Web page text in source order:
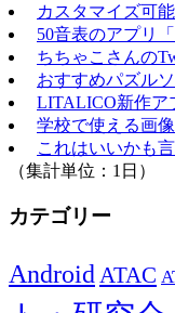
カスタマイズ可
50音表のアプリ
ちちゃこさんの
おすすめパズルソ
LITALICO新作ア
学校で使える画
これはいいかも
（集計単位：1日）
カテゴリー
Android ATAC